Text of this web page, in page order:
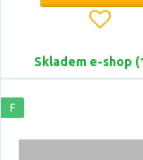
Skladem e-shop
F